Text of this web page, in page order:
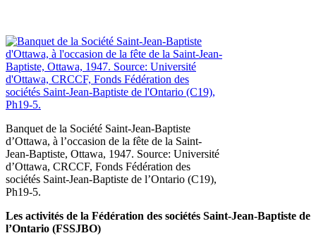
Banquet de la Société Saint-Jean-Baptiste
d’Ottawa, à l’occasion de la fête de la Saint-
Jean-Baptiste, Ottawa, 1947. Source: Université
d’Ottawa, CRCCF, Fonds Fédération des
sociétés Saint-Jean-Baptiste de l’Ontario (C19),
Ph19-5.
Les activités de la Fédération des sociétés Saint-Jean-Baptiste de
l’Ontario (FSSJBO)